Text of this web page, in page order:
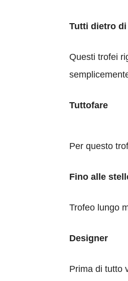
Tutti dietro
Questi trofei
Tuttofare
Per questo
Fino alle
Trofeo lungo
Designer
Prima di tutto